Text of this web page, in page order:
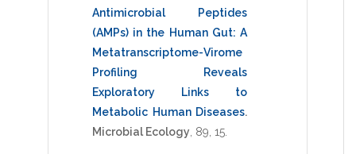
Antimicrobial Peptides
(AMPs) in the Human Gut: A
Metatranscriptome-Virome
Profiling Reveals
Exploratory Links to
Metabolic Human Diseases.
Microbial Ecology 89 15